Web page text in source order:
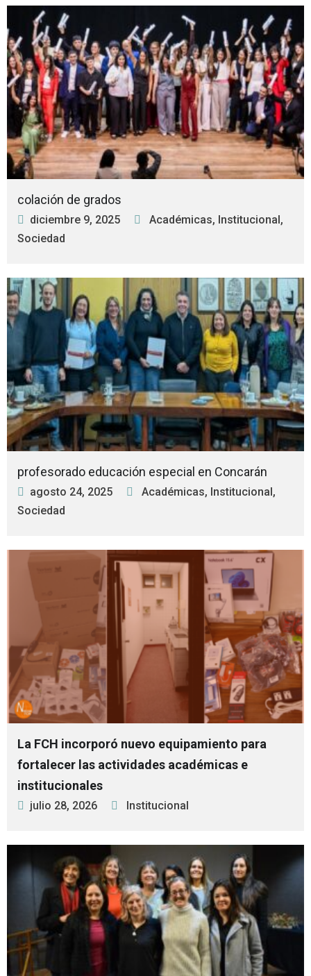
colación de grados
diciembre 9, 2025 Académicas, Institucional,
Sociedad
profesorado educación especial en Concarán
agosto 24, 2025 Académicas, Institucional,
Sociedad
La FCH incorporó nuevo equipamiento para
fortalecer las actividades académicas e
institucionales
julio 28, 2026 Institucional